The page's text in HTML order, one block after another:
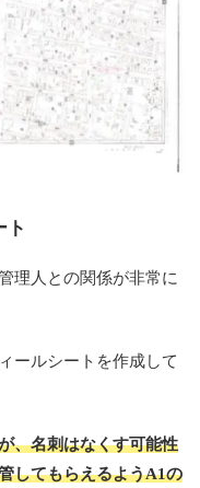
ト
理人との関係が非常に
ールシートを作成して
、名刺はなくす可能性
してもらえるようA1の